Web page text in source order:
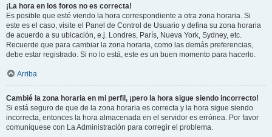
¡La hora en los foros no es correcta!
Es posible que esté viendo la hora correspondiente a otra zona horaria. Si
este es el caso, visite el Panel de Control de Usuario y defina su zona horaria
de acuerdo a su ubicación, e.j. Londres, París, Nueva York, Sydney, etc.
Recuerde que para cambiar la zona horaria, como las demás preferencias,
debe estar registrado. Si no lo está, este es un buen momento para hacerlo.
Arriba
Cambié la zona horaria en mi perfil, ¡pero la hora sigue siendo incorrecto!
Si está seguro de que de la zona horaria es correcta y la hora sigue siendo
incorrecta, entonces la hora almacenada en el servidor es errónea. Por favor
comuníquese con La Administración para corregir el problema.